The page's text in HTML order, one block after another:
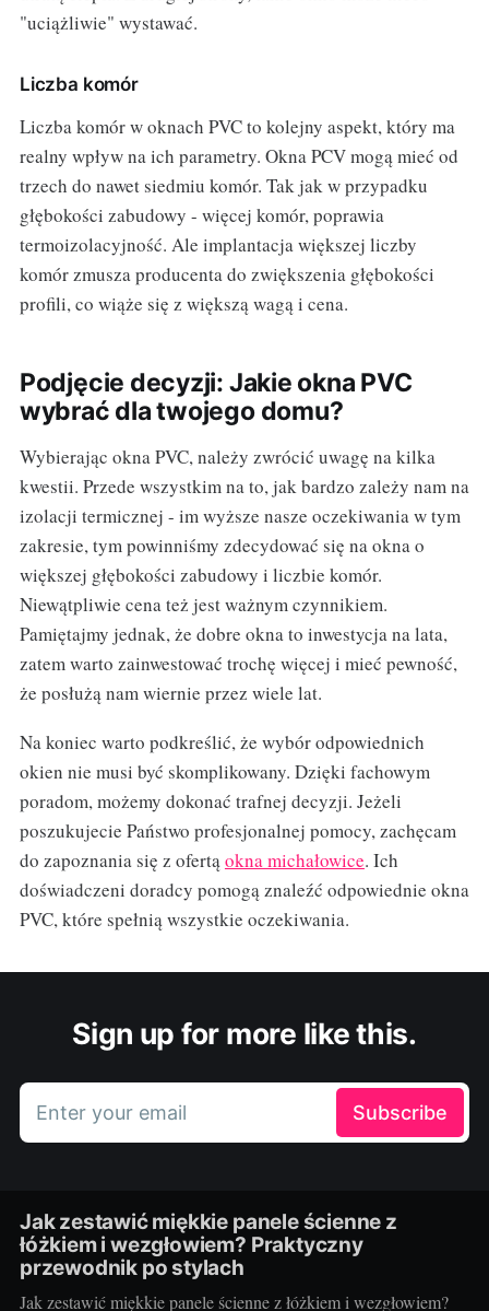
"uciążliwie" wystawać.
Liczba komór
Liczba komór w oknach PVC to kolejny aspekt, który ma
realny wpływ na ich parametry. Okna PCV mogą mieć od
trzech do nawet siedmiu komór. Tak jak w przypadku
głębokości zabudowy - więcej komór, poprawia
termoizolacyjność. Ale implantacja większej liczby
komór zmusza producenta do zwiększenia głębokości
profili, co wiąże się z większą wagą i cena.
Podjęcie decyzji: Jakie okna PVC
wybrać dla twojego domu?
Wybierając okna PVC, należy zwrócić uwagę na kilka
kwestii. Przede wszystkim na to, jak bardzo zależy nam na
izolacji termicznej - im wyższe nasze oczekiwania w tym
zakresie, tym powinniśmy zdecydować się na okna o
większej głębokości zabudowy i liczbie komór.
Niewątpliwie cena też jest ważnym czynnikiem.
Pamiętajmy jednak, że dobre okna to inwestycja na lata,
zatem warto zainwestować trochę więcej i mieć pewność,
że posłużą nam wiernie przez wiele lat.
Na koniec warto podkreślić, że wybór odpowiednich
okien nie musi być skomplikowany. Dzięki fachowym
poradom, możemy dokonać trafnej decyzji. Jeżeli
poszukujecie Państwo profesjonalnej pomocy, zachęcam
do zapoznania się z ofertą okna michałowice. Ich
doświadczeni doradcy pomogą znaleźć odpowiednie okna
PVC, które spełnią wszystkie oczekiwania.
Sign up for more like this.
Enter your email Subscribe
Jak zestawić miękkie panele ścienne z
łóżkiem i wezgłowiem? Praktyczny
przewodnik po stylach
Jak zestawić miękkie panele ścienne z łóżkiem i wezgłowiem?